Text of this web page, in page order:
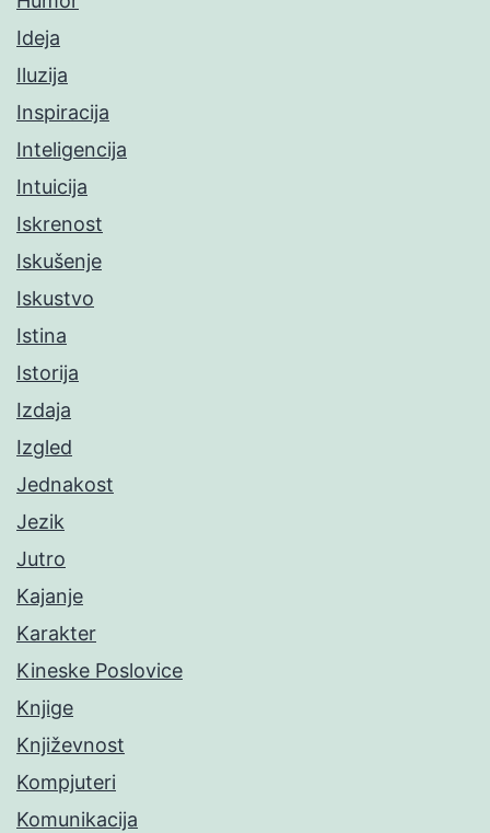
Ideja
Iluzija
Inspiracija
Inteligencija
Intuicija
Iskrenost
Iskušenje
Iskustvo
Istina
Istorija
Izdaja
Izgled
Jednakost
Jezik
Jutro
Kajanje
Karakter
Kineske Poslovice
Knjige
Književnost
Kompjuteri
Komunikacija